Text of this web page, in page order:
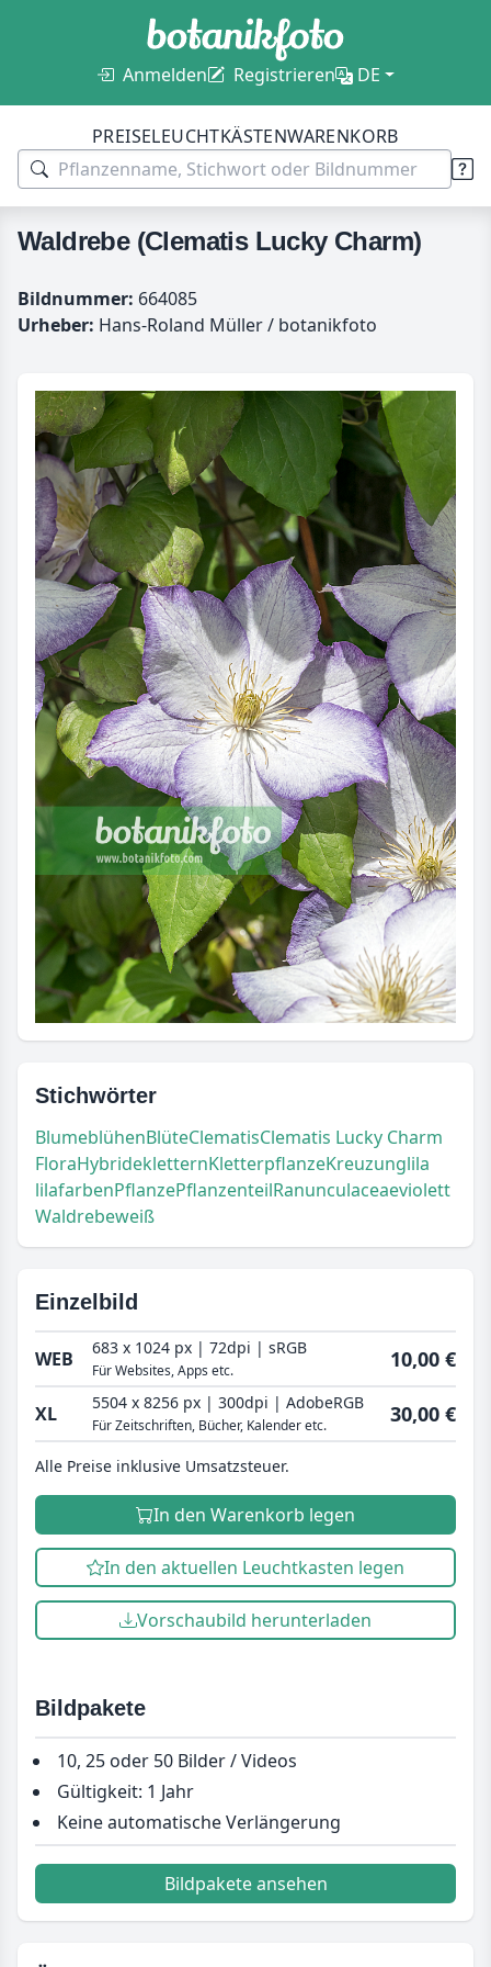
Anmelden Registrieren DE
PREISELEUCHTKÄSTENWARENKORB
Waldrebe (Clematis Lucky Charm)
Bildnummer: 664085
Urheber: Hans-Roland Müller / botanikfoto
Stichwörter
BlumeblühenBlüteClematisClematis Lucky Charm
FloraHybridekletternKletterpflanzeKreuzunglila
lilafarbenPflanzePflanzenteilRanunculaceaeviolett
Waldrebeweiß
Einzelbild
WEB 683 x 1024 px | 72dpi | sRGB
Für Websites, Apps etc. 10,00 €
XL 5504 x 8256 px | 300dpi | AdobeRGB
Für Zeitschriften, Bücher, Kalender etc. 30,00 €
Alle Preise inklusive Umsatzsteuer.
In den Warenkorb legen
In den aktuellen Leuchtkasten legen
Vorschaubild herunterladen
Bildpakete
10, 25 oder 50 Bilder / Videos
Gültigkeit: 1 Jahr
Keine automatische Verlängerung
Bildpakete ansehen